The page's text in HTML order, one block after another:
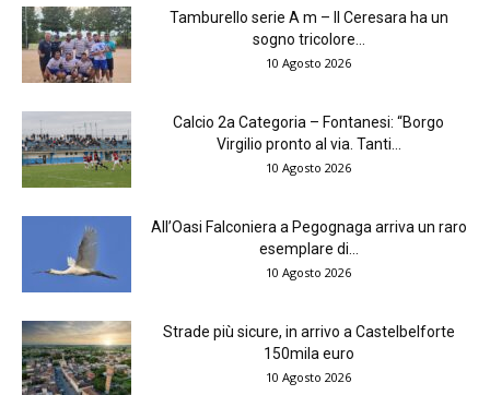
Tamburello serie A m – Il Ceresara ha un
sogno tricolore...
10 Agosto 2026
Calcio 2a Categoria – Fontanesi: “Borgo
Virgilio pronto al via. Tanti...
10 Agosto 2026
All’Oasi Falconiera a Pegognaga arriva un raro
esemplare di...
10 Agosto 2026
Strade più sicure, in arrivo a Castelbelforte
150mila euro
10 Agosto 2026